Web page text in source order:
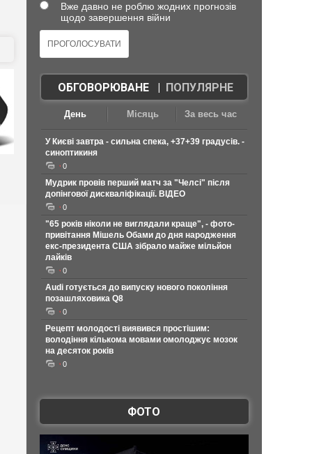
Вже давно не роблю жодних прогнозів
щодо завершення війни
ОБГОВОРЮВАНЕ| ПОПУЛЯРНЕ
День Місяць За весь час
У Києві завтра - сильна спека, +37+39 градусів. -
синоптикиня
0
Мудрик провів перший матч за "Челсі" після
допінгової дискваліфікації. ВІДЕО
0
"65 років ніколи не виглядали краще", - фото-
привітання Мішель Обами до дня народження
екс-президента США зібрало майже мільйон
лайків
0
Audi готується до випуску нового покоління
позашляховика Q8
0
Рецепт молодості виявився простішим:
володіння кількома мовами омолоджує мозок
на десяток років
0
ФОТО